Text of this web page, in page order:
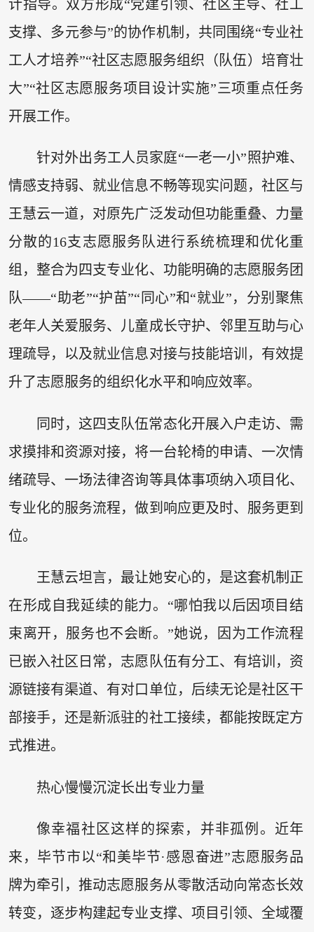
计指导。双方形成“党建引领、社区主导、社工
支撑、多元参与”的协作机制，共同围绕“专业社
工人才培养”“社区志愿服务组织（队伍）培育壮
大”“社区志愿服务项目设计实施”三项重点任务
开展工作。
针对外出务工人员家庭“一老一小”照护难、
情感支持弱、就业信息不畅等现实问题，社区与
王慧云一道，对原先广泛发动但功能重叠、力量
分散的16支志愿服务队进行系统梳理和优化重
组，整合为四支专业化、功能明确的志愿服务团
队——“助老”“护苗”“同心”和“就业”，分别聚焦
老年人关爱服务、儿童成长守护、邻里互助与心
理疏导，以及就业信息对接与技能培训，有效提
升了志愿服务的组织化水平和响应效率。
同时，这四支队伍常态化开展入户走访、需
求摸排和资源对接，将一台轮椅的申请、一次情
绪疏导、一场法律咨询等具体事项纳入项目化、
专业化的服务流程，做到响应更及时、服务更到
位。
王慧云坦言，最让她安心的，是这套机制正
在形成自我延续的能力。“哪怕我以后因项目结
束离开，服务也不会断。”她说，因为工作流程
已嵌入社区日常，志愿队伍有分工、有培训，资
源链接有渠道、有对口单位，后续无论是社区干
部接手，还是新派驻的社工接续，都能按既定方
式推进。
热心慢慢沉淀长出专业力量
像幸福社区这样的探索，并非孤例。近年
来，毕节市以“和美毕节·感恩奋进”志愿服务品
牌为牵引，推动志愿服务从零散活动向常态长效
转变，逐步构建起专业支撑、项目引领、全域覆